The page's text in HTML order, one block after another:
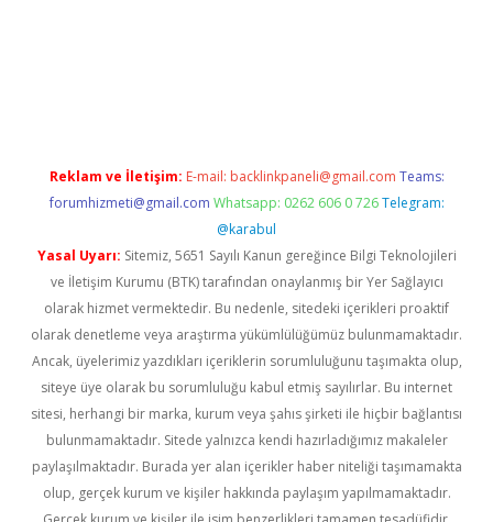
Reklam ve İletişim: E-mail: backlinkpaneli@gmail.com Teams:
forumhizmeti@gmail.com Whatsapp: 0262 606 0 726 Telegram:
@karabul
Yasal Uyarı: Sitemiz, 5651 Sayılı Kanun gereğince Bilgi Teknolojileri
ve İletişim Kurumu (BTK) tarafından onaylanmış bir Yer Sağlayıcı
olarak hizmet vermektedir. Bu nedenle, sitedeki içerikleri proaktif
olarak denetleme veya araştırma yükümlülüğümüz bulunmamaktadır.
Ancak, üyelerimiz yazdıkları içeriklerin sorumluluğunu taşımakta olup,
siteye üye olarak bu sorumluluğu kabul etmiş sayılırlar. Bu internet
sitesi, herhangi bir marka, kurum veya şahıs şirketi ile hiçbir bağlantısı
bulunmamaktadır. Sitede yalnızca kendi hazırladığımız makaleler
paylaşılmaktadır. Burada yer alan içerikler haber niteliği taşımamakta
olup, gerçek kurum ve kişiler hakkında paylaşım yapılmamaktadır.